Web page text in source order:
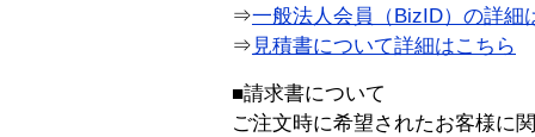
⇒一般法人会員（BizID）の詳細
⇒ 見積書について詳細はこちら
■請求書について
ご注文時に希望されたお客様に